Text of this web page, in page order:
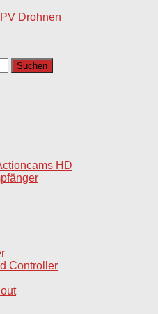
HD
Controller